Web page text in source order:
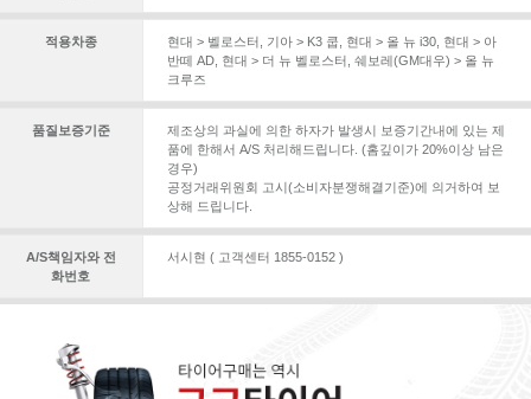
적용차종 현대 > 벨로스터 기아 > K3 쿱 현대 > 올 뉴 i30, 현대 > 아
반떼 AD, 현대 > 더 뉴 벨로스터 쉐보레(GM대우) > 올 뉴
크루즈
품질보증기준
제조상의 과실에 의한 하자가 발생시 보증기간내에 있는 제
품에 한해서 A/S 처리해드립니다. (홈깊이가 20%이상 남은
경우)
공정거래위원회 고시(소비자분쟁해결기준)에 의거하여 보
상해 드립니다.
A/S책임자와 전
화번호
서시현 ( 고객센터 1855-0152 )